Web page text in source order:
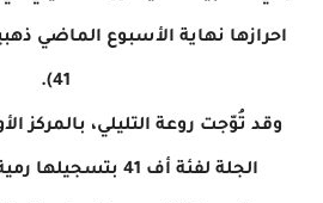
احرازها نهاية الأسبوع الماضي
41).
وقد تُوّجت روعة التليلي، بالمركز
الجلة لفئة أف 41 بتسجيلها رمية طولها 10.40 متر.